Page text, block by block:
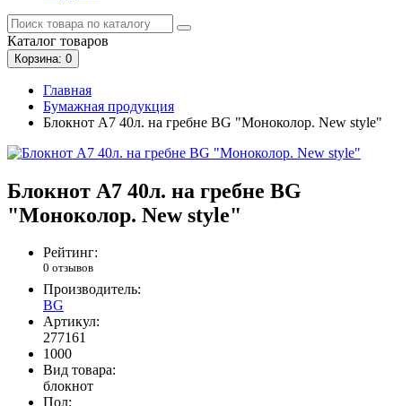
Каталог товаров
Корзина: 0
Главная
Бумажная продукция
Блокнот А7 40л. на гребне BG "Моноколор. New style"
Блокнот А7 40л. на гребне BG
"Моноколор. New style"
Рейтинг:
0 отзывов
Производитель:
BG
Артикул:
277161
1000
Вид товара:
блокнот
Пол: